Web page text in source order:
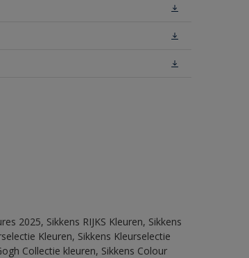
2025, Sikkens RIJKS Kleuren, Sikkens
Kleuren, Sikkens Kleurselectie
Collectie kleuren, Sikkens Colour